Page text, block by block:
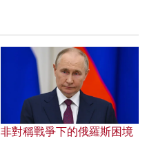
非對稱戰爭下的俄羅斯困境